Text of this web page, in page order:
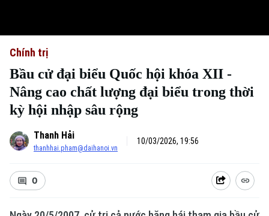
Chính trị
Bầu cử đại biểu Quốc hội khóa XII -
Nâng cao chất lượng đại biểu trong thời
kỳ hội nhập sâu rộng
Thanh Hải
thanhhai.pham@daihanoi.vn
10/03/2026, 19:56
0